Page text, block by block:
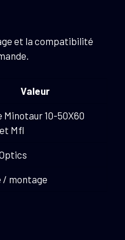
et la compatibilité
Valeur
Minotaur 10-50X60
Mfl
/ montage